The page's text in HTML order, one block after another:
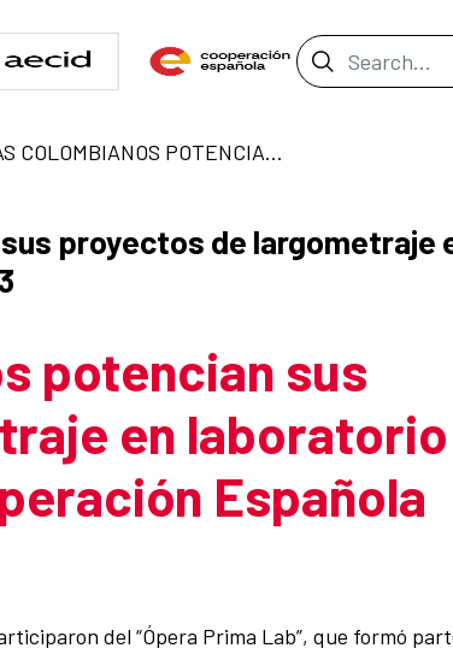
Search Bar
CINEASTAS COLOMBIANOS POTENCIAN SUS PROYECTOS DE LARGOMETRAJE EN LABORATORIO ORGANIZADO POR LA COOPERACIÓN ESPAÑOLA Y EL FICCI 63
proyectos de largometraje
potencian sus
en laboratorio
Española
del “Ópera Prima Lab”, que formó